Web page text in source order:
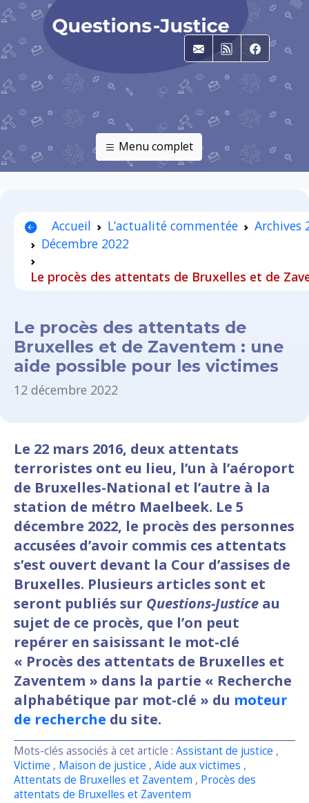
E-mailRSS
Menu complet
Accueil L’actualité commentée
Archives
Décembre 2022
Le procès des attentats de Bruxelles et de
Le procès des attentats de
Bruxelles et de Zaventem : une
aide possible pour les victimes
12 décembre 2022
Le 22 mars 2016, deux attentats
terroristes ont eu lieu, l’un à l’aéroport
de Bruxelles-National et l’autre à la
station de métro Maelbeek. Le 5
décembre 2022, le procès des personnes
accusées d’avoir commis ces attentats
s’est ouvert devant la Cour d’assises de
Bruxelles. Plusieurs articles sont et
seront publiés sur Questions-Justice au
sujet de ce procès, que l’on peut
repérer en saisissant le mot-clé
« Procès des attentats de Bruxelles et
Zaventem » dans la partie « Recherche
alphabétique par mot-clé » du moteur
de recherche du site.
Mots-clés associés à cet article : Assistant de justice ,
Victime , Maison de justice , Aide aux victimes ,
Attentats de Bruxelles et Zaventem , Procès des
attentats de Bruxelles et Zaventem